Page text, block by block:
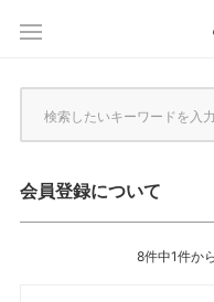
会員登録について
8件中1件か